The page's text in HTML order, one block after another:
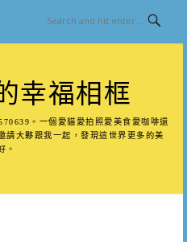
幸福相框
。一個愛貓愛拍照愛美食愛咖啡還
請大夥跟我一起，發現這世界更多的美
。